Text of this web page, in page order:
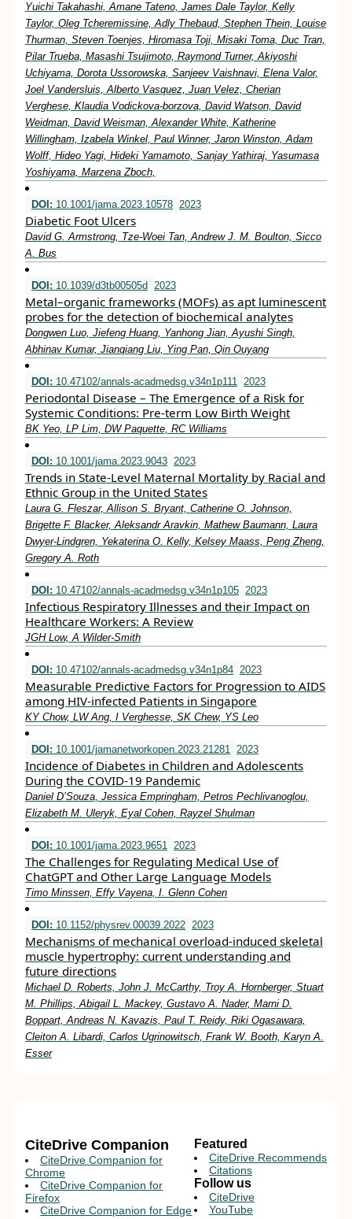
Yuichi Takahashi, Amane Tateno, James Dale Taylor, Kelly
Taylor, Oleg Tcheremissine, Adly Thebaud, Stephen Thein, Louise
Thurman, Steven Toenjes, Hiromasa Toji, Misaki Toma, Duc Tran,
Pilar Trueba, Masashi Tsujimoto, Raymond Turner, Akiyoshi
Uchiyama, Dorota Ussorowska, Sanjeev Vaishnavi, Elena Valor,
Joel Vandersluis, Alberto Vasquez, Juan Velez, Cherian
Verghese, Klaudia Vodickova-borzova, David Watson, David
Weidman, David Weisman, Alexander White, Katherine
Willingham, Izabela Winkel, Paul Winner, Jaron Winston, Adam
Wolff, Hideo Yagi, Hideki Yamamoto, Sanjay Yathiraj, Yasumasa
Yoshiyama, Marzena Zboch,
DOI: 10.1001/jama.2023.10578 2023
Diabetic Foot Ulcers
David G. Armstrong, Tze-Woei Tan, Andrew J. M. Boulton, Sicco
A. Bus
DOI: 10.1039/d3tb00505d 2023
Metal–organic frameworks (MOFs) as apt luminescent
probes for the detection of biochemical analytes
Dongwen Luo, Jiefeng Huang, Yanhong Jian, Ayushi Singh,
Abhinav Kumar, Jianqiang Liu, Ying Pan, Qin Ouyang
DOI: 10.47102/annals-acadmedsg.v34n1p111 2023
Periodontal Disease – The Emergence of a Risk for
Systemic Conditions: Pre-term Low Birth Weight
BK Yeo, LP Lim, DW Paquette, RC Williams
DOI: 10.1001/jama.2023.9043 2023
Trends in State-Level Maternal Mortality by Racial and
Ethnic Group in the United States
Laura G. Fleszar, Allison S. Bryant, Catherine O. Johnson,
Brigette F. Blacker, Aleksandr Aravkin, Mathew Baumann, Laura
Dwyer-Lindgren, Yekaterina O. Kelly, Kelsey Maass, Peng Zheng,
Gregory A. Roth
DOI: 10.47102/annals-acadmedsg.v34n1p105 2023
Infectious Respiratory Illnesses and their Impact on
Healthcare Workers: A Review
JGH Low, A Wilder-Smith
DOI: 10.47102/annals-acadmedsg.v34n1p84 2023
Measurable Predictive Factors for Progression to AIDS
among HIV-infected Patients in Singapore
KY Chow, LW Ang, I Verghesse, SK Chew, YS Leo
DOI: 10.1001/jamanetworkopen.2023.21281 2023
Incidence of Diabetes in Children and Adolescents
During the COVID-19 Pandemic
Daniel D’Souza, Jessica Empringham, Petros Pechlivanoglou,
Elizabeth M. Uleryk, Eyal Cohen, Rayzel Shulman
DOI: 10.1001/jama.2023.9651 2023
The Challenges for Regulating Medical Use of
ChatGPT and Other Large Language Models
Timo Minssen, Effy Vayena, I. Glenn Cohen
DOI: 10.1152/physrev.00039.2022 2023
Mechanisms of mechanical overload-induced skeletal
muscle hypertrophy: current understanding and
future directions
Michael D. Roberts, John J. McCarthy, Troy A. Hornberger, Stuart
M. Phillips, Abigail L. Mackey, Gustavo A. Nader, Marni D.
Boppart, Andreas N. Kavazis, Paul T. Reidy, Riki Ogasawara,
Cleiton A. Libardi, Carlos Ugrinowitsch, Frank W. Booth, Karyn A.
Esser
CiteDrive Companion
CiteDrive Companion for
Chrome
CiteDrive Companion for
Firefox
CiteDrive Companion for Edge
Featured
CiteDrive Recommends
Citations
Follow us
CiteDrive
YouTube